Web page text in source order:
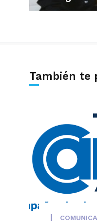
También te